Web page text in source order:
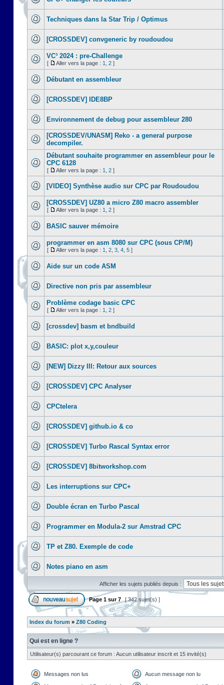
Techniques dans la Star Trip / Optimus
[CROSSDEV] convgeneric by roudoudou
VC³ 2024 : pre-Challenge
[ Aller vers la page : 1 2 ]
Débutant en assembleur
[CROSSDEV] IDE8BP
Environnement de debug pour assembleur 280
[CROSSDEV/UNASM] Reko - a general purpose
decompiler.
Débutant souhaite programmer en assembleur pour le
CPC 6128
[ Aller vers la page : 1 2 ]
[VIDEO] Synthèse audio sur CPC par Roudoudou
[CROSSDEV] UZ80 a micro Z80 macro assembler
[ Aller vers la page : 1 2 ]
BASIC sauver mémoire
programmer en asm 8080 sur CPC (sous CP/M)
[ Aller vers la page : 1 2 3 4 5 ]
Aide sur un code ASM
Directive non pris par assembleur
Problème codage basic CPC
[ Aller vers la page : 1 2 ]
[crossdev] basm et bndbuild
BASIC: plot x,y,couleur
[NEW] Dizzy III: Retour aux sources
[CROSSDEV] CPC Analyser
CPCtelera
[CROSSDEV] github.io & co
[CROSSDEV] Turbo Rascal Syntax error
[CROSSDEV] 8bitworkshop.com
Les interruptions sur CPC+
Double écran en Turbo Pascal
Programmer en Modula-2 sur Amstrad CPC
TP et Z80. Exemple de code
Notes piano en asm
Afficher les sujets publiés depuis :
Page 1 sur7 [ 342 sujet(s) ]
Index du forum » Z80 Coding
Qui est en ligne ?
Utilisateur(s) parcourant ce forum : Aucun utilisateur inscrit et 15 invité(s)
Messages non lus Aucun message non lu